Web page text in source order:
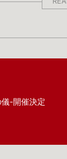
儀-開催決定